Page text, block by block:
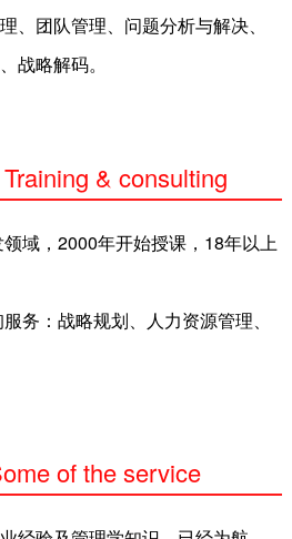
、团队管理、问题分析与解决、
战略解码。
Training & consulting
域，2000年开始授课，18年以上
务：战略规划、人力资源管理、
of the service